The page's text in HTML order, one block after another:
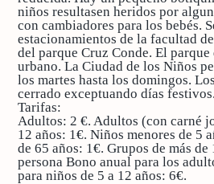
niños resultasen heridos por
con cambiadores para los bebés.
estacionamientos de la facultad
del parque Cruz Conde. El
urbano. La Ciudad de los Niños
los martes hasta los domingos.
cerrado exceptuando días festivos.
Tarifas:
Adultos: 2 €. Adultos (con carné
12 años: 1€. Niños menores de 5
de 65 años: 1€. Grupos de más
persona Bono anual para los
para niños de 5 a 12 años: 6€.